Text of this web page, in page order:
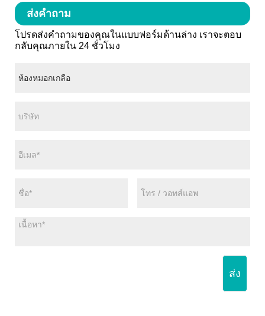
ส่งคำถาม
โปรดส่งคำถามของคุณในแบบฟอร์มด้านล่าง เราจะตอบ
กลับคุณภายใน 24 ชั่วโมง
ส่ง